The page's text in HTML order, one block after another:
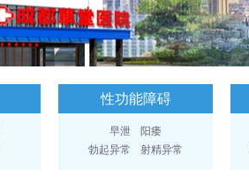
性功能障碍
早泄
阳痿
勃起异常
射精异常